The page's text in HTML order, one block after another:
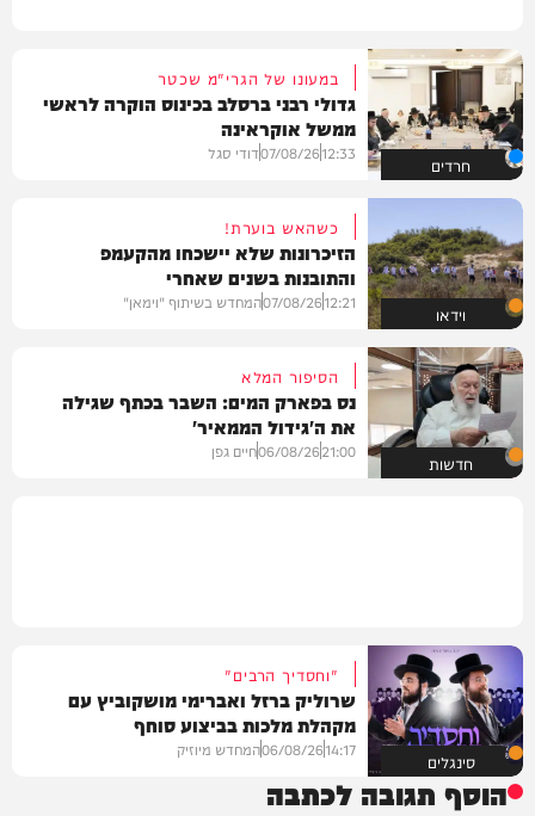
חרדים
במעונו של הגרי"מ שכטר
גדולי רבני ברסלב בכינוס הוקרה לראשי
ממשל אוקראינה
12:33
07/08/26דודי סגל
וידאו
כשהאש בוערת!
הזיכרונות שלא יישכחו מהקעמפ
והתובנות בשנים שאחרי
12:21
07/08/26המחדש בשיתוף "וימאן"
חדשות
הסיפור המלא
נס בפארק המים: השבר בכתף שגילה
את ה'גידול הממאיר'
21:00
06/08/26חיים גפן
סינגלים
"וחסדיך הרבים"
שרוליק ברזל ואברימי מושקוביץ עם
מקהלת מלכות בביצוע סוחף
14:17
06/08/26המחדש מיוזיק
הוסף תגובה לכתבה